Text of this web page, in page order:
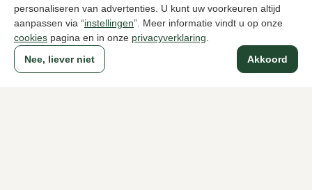
personaliseren van advertenties. U kunt uw voorkeuren altijd
aanpassen via “instellingen”. Meer informatie vindt u op onze
cookies pagina en in onze privacyverklaring
Akkoord
Nee, liever niet
UGG
Zwarte pantoffels heren
UGG
Bruine